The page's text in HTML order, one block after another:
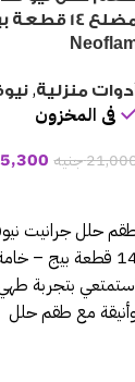
مضلع 14
منزلية,
فى المخزون
جنيه
حلل جرانيت
14 قطعة بيج –
بتجربة
مع طقم حلل